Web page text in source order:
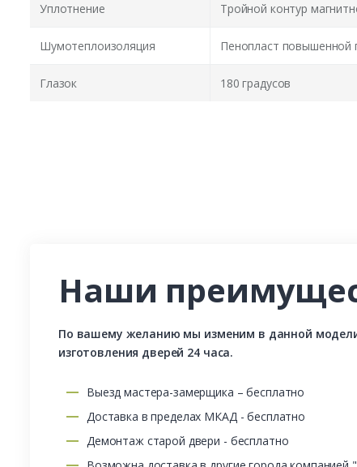
Уплотнение Тройной контур
Шумотеплоизоляция Пенопласт повышенной
Глазок 180 градусов
Наши
По вашему желанию мы изменим в данной
изготовления дверей 24 часа.
Выезд мастера-замерщика – бесплатно
Доставка в пределах МКАД - бесплатно
Демонтаж старой двери - бесплатно